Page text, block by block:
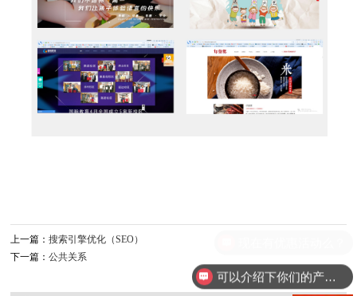
上一篇：搜索引擎优化（SEO）
下一篇：公共关系
可以介绍下你们的产品么？